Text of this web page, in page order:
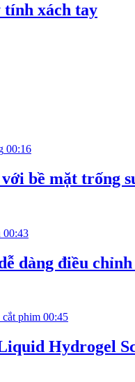
tính xách tay
00:16
bề mặt trống
00:43
dàng điều
00:45
Hydrogel